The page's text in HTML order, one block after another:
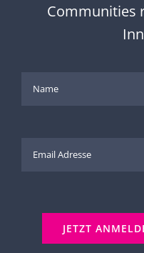
Communities